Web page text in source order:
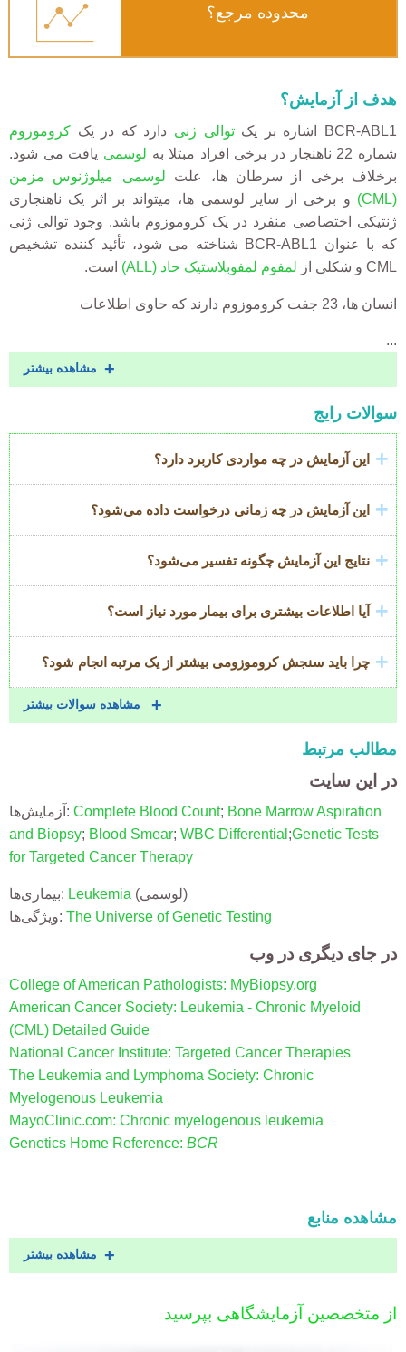
محدوده مرجع؟
هدف از آزمایش؟
BCR-ABL1 اشاره بر یک توالی ژنی دارد که در یک کروموزوم
شماره 22 ناهنجار در برخی افراد مبتلا به
لوسمی یافت می شود.
برخلاف برخی از سرطان ها، علت لوسمی میلوژنوس مزمن
(CML)
و برخی از سایر لوسمی ها، میتواند بر اثر یک ناهنجاری
ژنتیکی اختصاصی منفرد در یک کروموزوم باشد. وجود توالی ژنی
که با عنوان BCR-ABL1 شناخته می شود، تأئید کننده تشخیص
CML و شکلی از
لمفوم لمفوبلاستیک حاد (ALL) است.
انسان ها، 23 جفت کروموزوم دارند که حاوی اطلاعات
...
مشاهده بیشتر
Accordion
Title
سوالات رایج
این آزمایش در چه مواردی کاربرد دارد؟
این آزمایش در چه زمانی درخواست داده می‌شود؟
نتایج این آزمایش چگونه تفسیر می‌شود؟
آیا اطلاعات بیشتری برای بیمار مورد نیاز است؟
چرا باید سنجش کروموزومی بیشتر از یک مرتبه انجام شود؟
مشاهده سوالات بیشتر
مطالب مرتبط
در این سایت
آزمایش‌ها: Complete Blood Count; Bone Marrow Aspiration
and Biopsy; Blood Smear; WBC Differential ;Genetic Tests
for Targeted Cancer Therapy
بیماری‌ها: Leukemia
(لوسمی)
ویژگی‌ها: The Universe of Genetic Testing
در جای دیگری در وب
College of American Pathologists: MyBiopsy.org
American Cancer Society: Leukemia - Chronic Myeloid
(CML) Detailed Guide
National Cancer Institute: Targeted Cancer Therapies
The Leukemia and Lymphoma Society: Chronic
Myelogenous Leukemia
MayoClinic.com: Chronic myelogenous leukemia
Genetics Home Reference: BCR
مشاهده منابع
مشاهده بیشتر
از متخصصین آزمایشگاهی بپرسید